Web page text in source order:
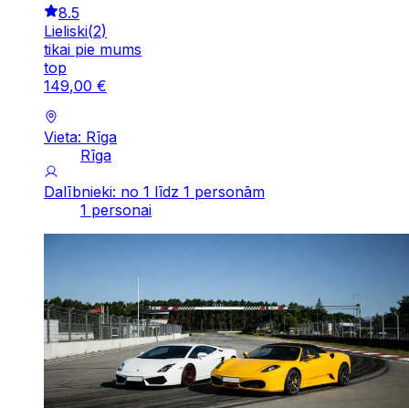
8.5
Lieliski(2)
tikai pie mums
top
149,00 €
Vieta: Rīga
Rīga
Dalībnieki: no 1 līdz 1 personām
1 personai